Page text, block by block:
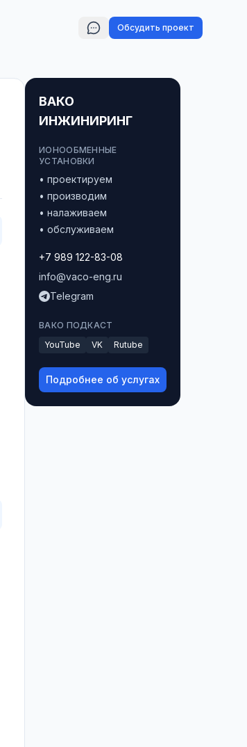
Обсудить проект
ВАКО
ИНЖИНИРИНГ
ИОНООБМЕННЫЕ
УСТАНОВКИ
• проектируем
• производим
• налаживаем
• обслуживаем
+7 989 122-83-08
info@vaco-eng.ru
Telegram
ВАКО ПОДКАСТ
YouTube
VK Rutube
Подробнее об услугах